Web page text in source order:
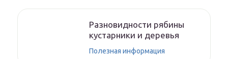
Разновидности рябины
кустарники и деревья
Полезная информация